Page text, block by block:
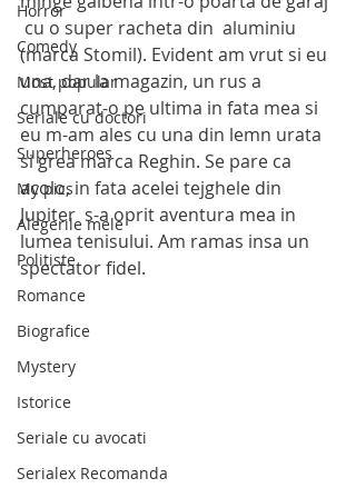
Horror
Comedy
Most popular
Seriale cu doctori
Superheroes
My pics
Alegerile mele
Politiste
Romance
Biografice
Mystery
Istorice
Seriale cu avocati
Serialex Recomanda
cu o super racheta din  aluminiu
(marca Stomil). Evident am vrut si eu
una, dar la magazin, un rus a
cumparat-o pe ultima in fata mea si
eu m-am ales cu una din lemn urata
si grea marca Reghin. Se pare ca
acolo, in fata acelei tejghele din
Jupiter  s-a oprit aventura mea in
lumea tenisului. Am ramas insa un
spectator fidel.